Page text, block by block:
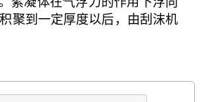
聚到一定厚度以后，由刮沫机